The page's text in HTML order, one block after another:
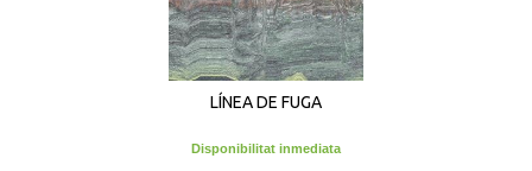
LÍNEA DE FUGA
Disponibilitat inmediata